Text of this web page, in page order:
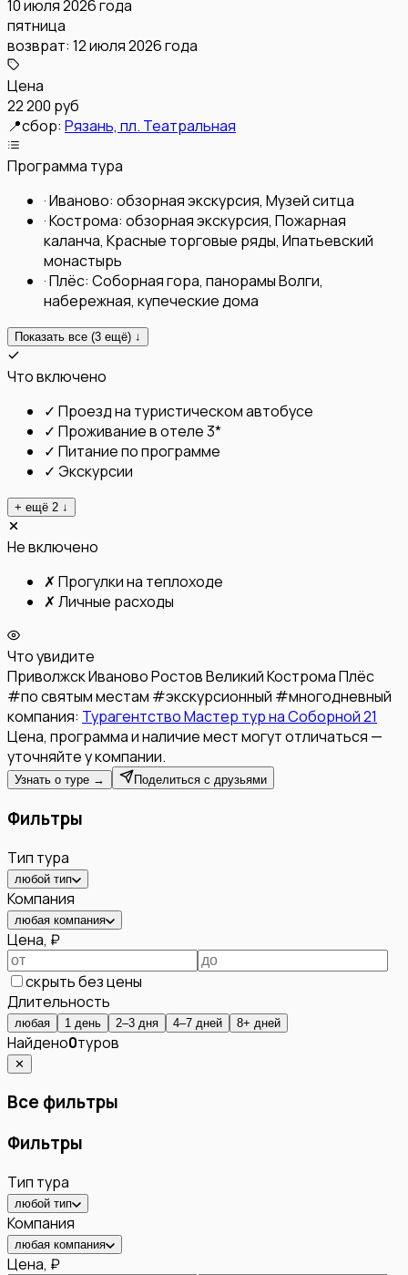
10 июля 2026 года
пятница
возврат: 12 июля 2026 года
Цена
22 200 руб
📍сбор: Рязань, пл. Театральная
Программа тура
·Иваново: обзорная экскурсия, Музей ситца
·Кострома: обзорная экскурсия, Пожарная
каланча, Красные торговые ряды, Ипатьевский
монастырь
·Плёс: Соборная гора, панорамы Волги,
набережная, купеческие дома
Показать все (3 ещё) ↓
Что включено
✓ Проезд на туристическом автобусе
✓ Проживание в отеле 3*
✓ Питание по программе
✓ Экскурсии
+ ещё 2 ↓
Не включено
✗ Прогулки на теплоходе
✗ Личные расходы
Что увидите
ПриволжскИвановоРостов ВеликийКостромаПлёс
#по святым местам #экскурсионный #многодневный
компания: Турагентство Мастер тур на Соборной 21
Цена, программа и наличие мест могут отличаться —
уточняйте у компании.
Узнать о туре → Поделиться с друзьями
Фильтры
Тип тура
любой тип
Компания
любая компания
Цена, ₽
скрыть без цены
Длительность
любая 1 день 2–3 дня 4–7 дней 8+ дней
Найдено0туров
✕
Все фильтры
Фильтры
Тип тура
любой тип
Компания
любая компания
Цена, ₽